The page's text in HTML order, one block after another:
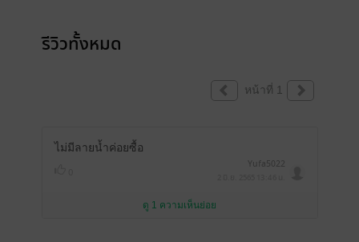
รีวิวทั้งหมด
หน้าที่ 1
ไม่มีลายน้ำค่อยซื้อ
Yufa5022
ดู 1 ความเห็นย่อย